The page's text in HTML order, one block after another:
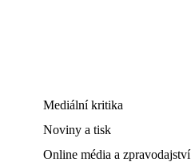
Mediální kritika
Noviny a tisk
Online média a zpravodajství